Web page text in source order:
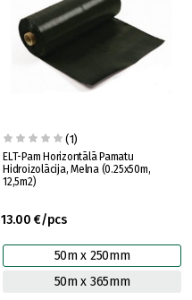
(1)
ELT-Pam Horizontālā Pamatu
Hidroizolācija, Melna (0.25x50m,
12,5m2)
13.00 €/pcs
50m x 250mm
50m x 365mm